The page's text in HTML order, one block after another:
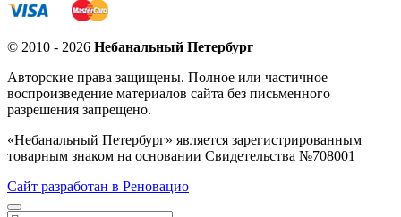
© 2010 - 2026 Небанальный Петербург
Авторские права защищены. Полное или частичное
воспроизведение материалов сайта без письменного
разрешения запрещено.
«Небанальный Петербург» является зарегистрированным
товарным знаком на основании Свидетельства №708001
Сайт разработан в Реновацио